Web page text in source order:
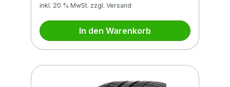
inkl. 20 % MwSt. zzgl. Versand
In den Warenkorb